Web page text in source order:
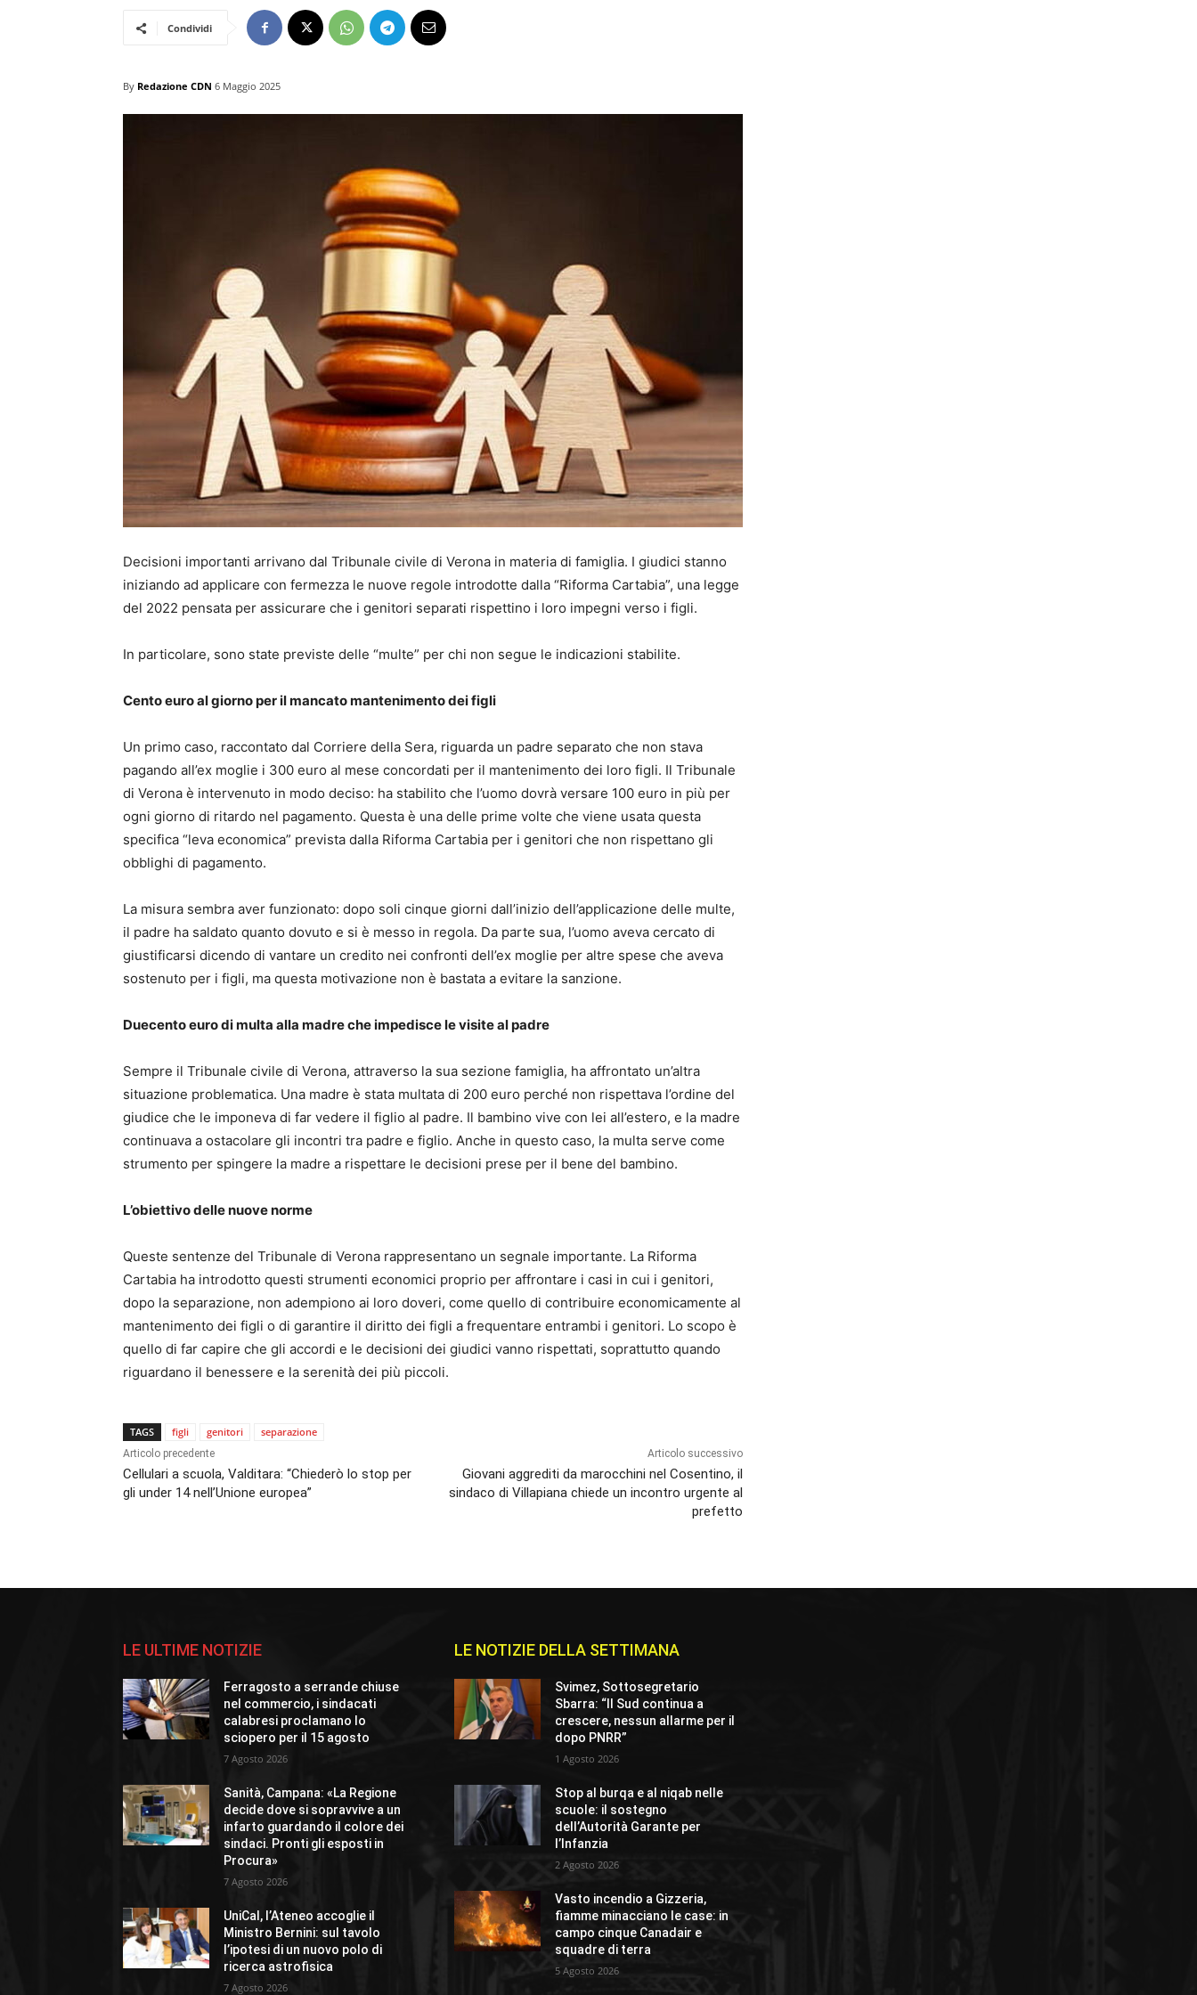
Condividi
By Redazione CDN 6 Maggio 2025
Decisioni importanti arrivano dal Tribunale civile di Verona in materia di famiglia. I giudici stanno
iniziando ad applicare con fermezza le nuove regole introdotte dalla “Riforma Cartabia”, una legge
del 2022 pensata per assicurare che i genitori separati rispettino i loro impegni verso i figli.
In particolare, sono state previste delle “multe” per chi non segue le indicazioni stabilite.
Cento euro al giorno per il mancato mantenimento dei figli
Un primo caso, raccontato dal Corriere della Sera, riguarda un padre separato che non stava
pagando all’ex moglie i 300 euro al mese concordati per il mantenimento dei loro figli. Il Tribunale
di Verona è intervenuto in modo deciso: ha stabilito che l’uomo dovrà versare 100 euro in più per
ogni giorno di ritardo nel pagamento. Questa è una delle prime volte che viene usata questa
specifica “leva economica” prevista dalla Riforma Cartabia per i genitori che non rispettano gli
obblighi di pagamento.
La misura sembra aver funzionato: dopo soli cinque giorni dall’inizio dell’applicazione delle multe,
il padre ha saldato quanto dovuto e si è messo in regola. Da parte sua, l’uomo aveva cercato di
giustificarsi dicendo di vantare un credito nei confronti dell’ex moglie per altre spese che aveva
sostenuto per i figli, ma questa motivazione non è bastata a evitare la sanzione.
Duecento euro di multa alla madre che impedisce le visite al padre
Sempre il Tribunale civile di Verona, attraverso la sua sezione famiglia, ha affrontato un’altra
situazione problematica. Una madre è stata multata di 200 euro perché non rispettava l’ordine del
giudice che le imponeva di far vedere il figlio al padre. Il bambino vive con lei all’estero, e la madre
continuava a ostacolare gli incontri tra padre e figlio. Anche in questo caso, la multa serve come
strumento per spingere la madre a rispettare le decisioni prese per il bene del bambino.
L’obiettivo delle nuove norme
Queste sentenze del Tribunale di Verona rappresentano un segnale importante. La Riforma
Cartabia ha introdotto questi strumenti economici proprio per affrontare i casi in cui i genitori,
dopo la separazione, non adempiono ai loro doveri, come quello di contribuire economicamente al
mantenimento dei figli o di garantire il diritto dei figli a frequentare entrambi i genitori. Lo scopo è
quello di far capire che gli accordi e le decisioni dei giudici vanno rispettati, soprattutto quando
riguardano il benessere e la serenità dei più piccoli.
TAGS figli genitori separazione
Articolo precedente
Cellulari a scuola, Valditara: “Chiederò lo stop per
gli under 14 nell’Unione europea”
Articolo successivo
Giovani aggrediti da marocchini nel Cosentino, il
sindaco di Villapiana chiede un incontro urgente al
prefetto
LE ULTIME NOTIZIE
Ferragosto a serrande chiuse
nel commercio, i sindacati
calabresi proclamano lo
sciopero per il 15 agosto
7 Agosto 2026
Sanità, Campana: «La Regione
decide dove si sopravvive a un
infarto guardando il colore dei
sindaci. Pronti gli esposti in
Procura»
7 Agosto 2026
UniCal, l’Ateneo accoglie il
Ministro Bernini: sul tavolo
l’ipotesi di un nuovo polo di
ricerca astrofisica
7 Agosto 2026
LE NOTIZIE DELLA SETTIMANA
Svimez, Sottosegretario
Sbarra: “Il Sud continua a
crescere, nessun allarme per il
dopo PNRR”
1 Agosto 2026
Stop al burqa e al niqab nelle
scuole: il sostegno
dell’Autorità Garante per
l’Infanzia
2 Agosto 2026
Vasto incendio a Gizzeria,
fiamme minacciano le case: in
campo cinque Canadair e
squadre di terra
5 Agosto 2026